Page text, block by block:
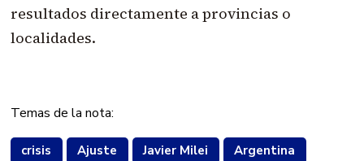
resultados directamente a provincias o
localidades.
Temas de la nota:
crisis Ajuste Javier Milei
Argentina